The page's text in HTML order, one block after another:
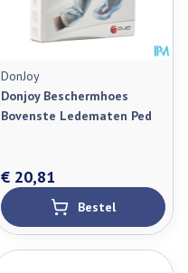
DonJoy
Donjoy Beschermhoes
Bovenste Ledematen Ped
€ 20,81
Bestel